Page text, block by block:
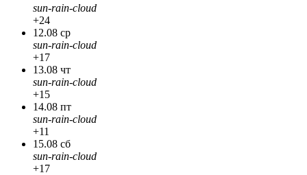
sun-rain-cloud
+24
12.08 ср
sun-rain-cloud
+17
13.08 чт
sun-rain-cloud
+15
14.08 пт
sun-rain-cloud
+11
15.08 сб
sun-rain-cloud
+17